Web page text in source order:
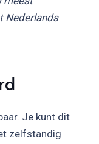
Nederlands
Je kunt dit
zelfstandig